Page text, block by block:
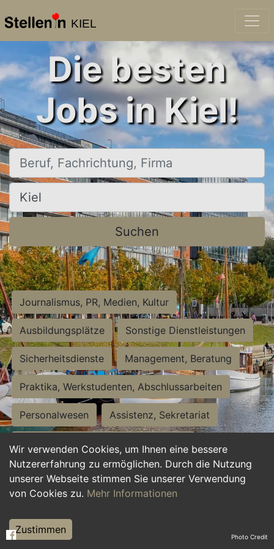
KIEL
Wir verwenden Cookies, um Ihnen eine bessere
Nutzererfahrung zu ermöglichen. Durch die Nutzung
unserer Webseite stimmen Sie unserer Verwendung
von Cookies zu. Mehr Informationen
Zustimmen
Die besten
Jobs in Kiel!
Beruf, Fachrichtung, Firma
Ort, Stadt
Suchen
Journalismus, PR, Medien, Kultur
Ausbildungsplätze Sonstige Dienstleistungen
Sicherheitsdienste Management, Beratung
Praktika, Werkstudenten, Abschlussarbeiten
Personalwesen Assistenz, Sekretariat
Hilfskräfte, Aushilfs- und Nebenjobs
Einkauf, Logistik, Materialwirtschaft
Weiterbildung, Studium, duale Ausbildung
Tourismus
Photo Credit